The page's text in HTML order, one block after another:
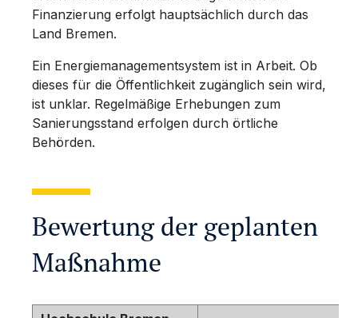
Finanzierung erfolgt hauptsächlich durch das
Land Bremen.
Ein Energiemanagementsystem ist in Arbeit. Ob
dieses für die Öffentlichkeit zugänglich sein wird,
ist unklar. Regelmäßige Erhebungen zum
Sanierungsstand erfolgen durch örtliche
Behörden.
Bewertung der geplanten
Maßnahme